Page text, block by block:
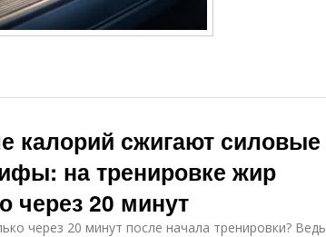
калорий сжигают силовые
на тренировке жир
через 20 минут
через 20 минут после начала тренировки? Ведь